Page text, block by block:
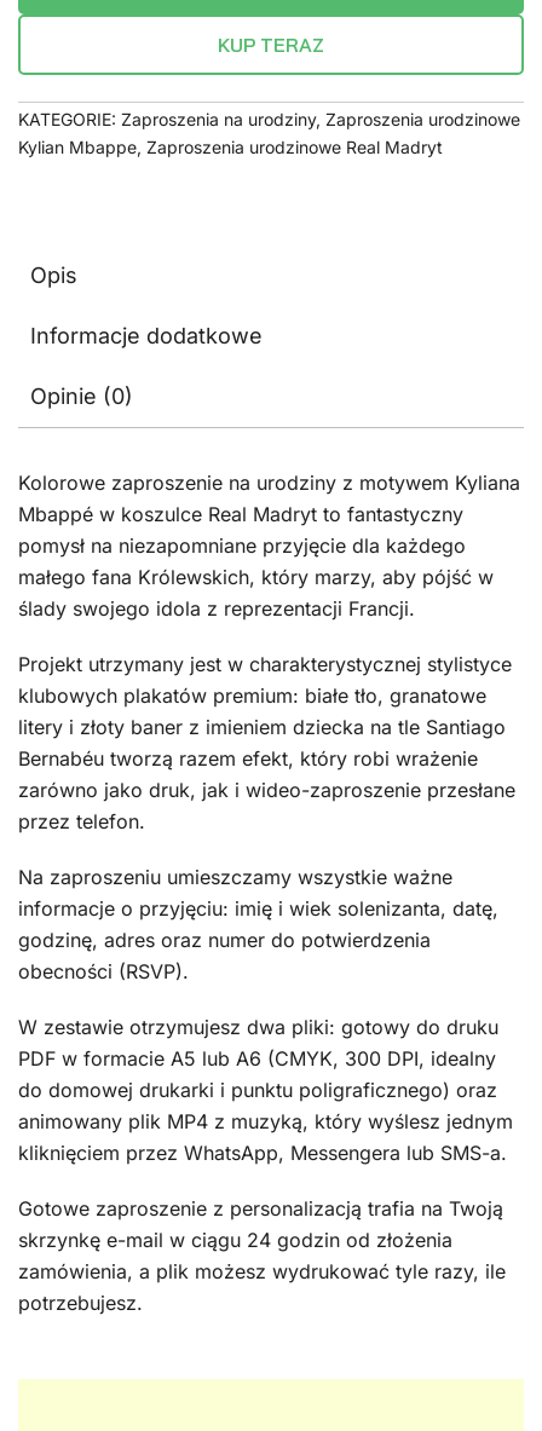
KUP TERAZ
KATEGORIE: Zaproszenia na urodziny, Zaproszenia urodzinowe
Kylian Mbappe, Zaproszenia urodzinowe Real Madryt
Opis
Informacje dodatkowe
Opinie (0)
Kolorowe zaproszenie na urodziny z motywem Kyliana
Mbappé w koszulce Real Madryt to fantastyczny
pomysł na niezapomniane przyjęcie dla każdego
małego fana Królewskich, który marzy, aby pójść w
ślady swojego idola z reprezentacji Francji.
Projekt utrzymany jest w charakterystycznej stylistyce
klubowych plakatów premium: białe tło, granatowe
litery i złoty baner z imieniem dziecka na tle Santiago
Bernabéu tworzą razem efekt, który robi wrażenie
zarówno jako druk, jak i wideo-zaproszenie przesłane
przez telefon.
Na zaproszeniu umieszczamy wszystkie ważne
informacje o przyjęciu: imię i wiek solenizanta, datę,
godzinę, adres oraz numer do potwierdzenia
obecności (RSVP).
W zestawie otrzymujesz dwa pliki: gotowy do druku
PDF w formacie A5 lub A6 (CMYK, 300 DPI, idealny
do domowej drukarki i punktu poligraficznego) oraz
animowany plik MP4 z muzyką, który wyślesz jednym
kliknięciem przez WhatsApp, Messengera lub SMS-a.
Gotowe zaproszenie z personalizacją trafia na Twoją
skrzynkę e-mail w ciągu 24 godzin od złożenia
zamówienia, a plik możesz wydrukować tyle razy, ile
potrzebujesz.